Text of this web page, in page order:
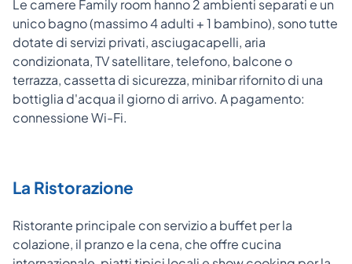
Le camere Family room hanno 2 ambienti separati e un
unico bagno (massimo 4 adulti + 1 bambino), sono tutte
dotate di servizi privati, asciugacapelli, aria
condizionata, TV satellitare, telefono, balcone o
terrazza, cassetta di sicurezza, minibar rifornito di una
bottiglia d'acqua il giorno di arrivo. A pagamento:
connessione Wi-Fi.
La Ristorazione
Ristorante principale con servizio a buffet per la
colazione, il pranzo e la cena, che offre cucina